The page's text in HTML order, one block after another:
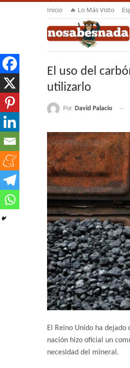
Inicio 🔥 Lo Más Visto
El uso del
utilizarlo
Por David Palacio
El Reino Unido ha
nación hizo oficial un
necesidad del mineral.